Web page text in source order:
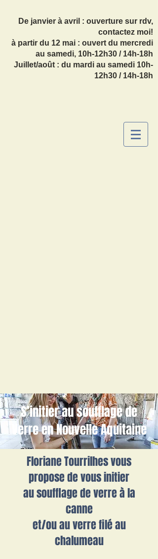
De janvier à avril : ouverture sur rdv,
contactez moi!
à partir du 12 mai : ouvert du mercredi
au samedi, 10h-12h30 / 14h-18h
Juillet/août : du mardi au samedi 10h-
12h30 / 14h-18h
S’initier au soufflage de
Verre en Nouvelle Aquitaine
Floriane Tourrilhes vous
propose de vous initier
au soufflage de verre à la
canne
et/ou au verre filé au
chalumeau